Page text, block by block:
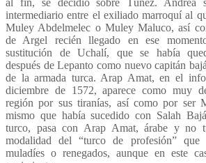
al fin, se decidió sobre Túnez. Andrea
intermediario entre el exiliado marroquí al
Muley Abdelmelec o Muley Maluco, así
de Argel recién llegado en ese
sustitución de Uchalí, que se había
después de Lepanto como nuevo capitán
de la armada turca. Arap Amat, en el
diciembre de 1572, aparece como muy
región por sus tiranías, así como por ser
mismo que había sucedido con Salah
turco, pasa con Arap Amat, árabe y no
modalidad del “turco de profesión”
muladíes o renegados, aunque en este